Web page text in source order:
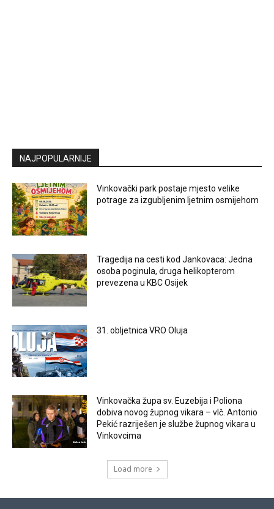
NAJPOPULARNIJE
Vinkovački park postaje mjesto velike
potrage za izgubljenim ljetnim osmijehom
Tragedija na cesti kod Jankovaca: Jedna
osoba poginula, druga helikopterom
prevezena u KBC Osijek
31. obljetnica VRO Oluja
Vinkovačka župa sv. Euzebija i Poliona
dobiva novog župnog vikara – vlč. Antonio
Pekić razriješen je službe župnog vikara u
Vinkovcima
Load more